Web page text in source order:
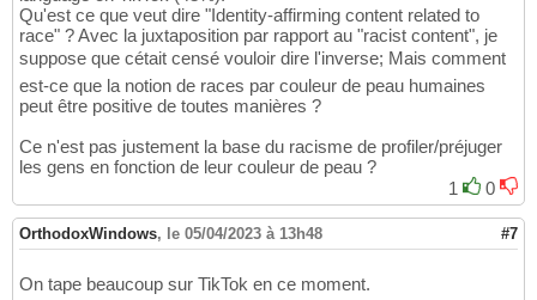
Qu'est ce que veut dire "Identity-affirming content related to
race" ? Avec la juxtaposition par rapport au "racist content", je
suppose que cétait censé vouloir dire l'inverse; Mais comment
est-ce que la notion de races par couleur de peau humaines
peut être positive de toutes manières ?
Ce n'est pas justement la base du racisme de profiler/préjuger
les gens en fonction de leur couleur de peau ?
1
0
OrthodoxWindows, le 05/04/2023 à 13h48 #7
On tape beaucoup sur TikTok en ce moment.